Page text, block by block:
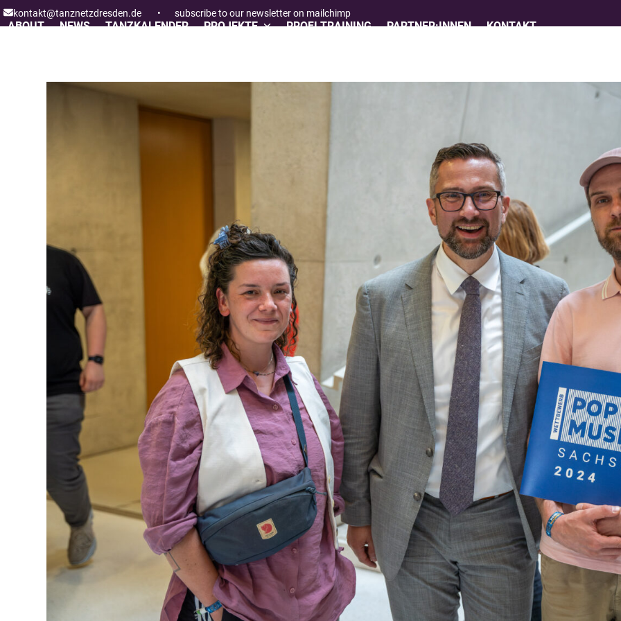
Skip
to
kontakt@tanznetzdresden.de • subscribe to our newsletter on mailchimp
ABOUT NEWS TANZKALENDER PROJEKTE PROFI TRAINING PARTNER:INNEN KONTAKT